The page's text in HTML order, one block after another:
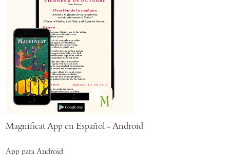
Magnificat App en Español - Android
App para Android